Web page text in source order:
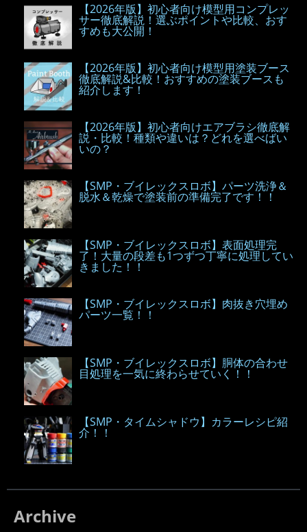
【2026年版】初心者向け模型用コンプレッ
サー徹底解説！選ぶポイントや比較、おす
すめも大公開！
【2026年版】初心者向け模型用塗装ブース
徹底解説&比較！おすすめの塗装ブースも
紹介します！
【2026年版】初心者向けエアブラシ徹底解
説・比較！種類や違いは？どれを選べばい
いの？
【SMP・ブイレックスロボ】パーツ洗浄＆
脱水＆乾燥で塗装前の準備完了です！！
【SMP・ブイレックスロボ】表面処理完
了！大量の段差も1つずつ丁寧に処理してい
きました！！
【SMP・ブイレックスロボ】肉抜き穴埋め
パーツ一覧！！
【SMP・ブイレックスロボ】胴体の合わせ
目処理を一気に終わらせていく！！
【SMP・タイムシャドウ】カラーレシピ紹
介！！
Archive